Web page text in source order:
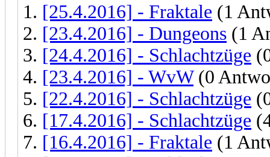
[25.4.2016] - Fraktale (1
[23.4.2016] - Dungeons (1
[24.4.2016] - Schlachtzüge
[23.4.2016] - WvW(0
[22.4.2016] - Schlachtzüge
[17.4.2016] - Schlachtzüge
[16.4.2016] - Fraktale (1